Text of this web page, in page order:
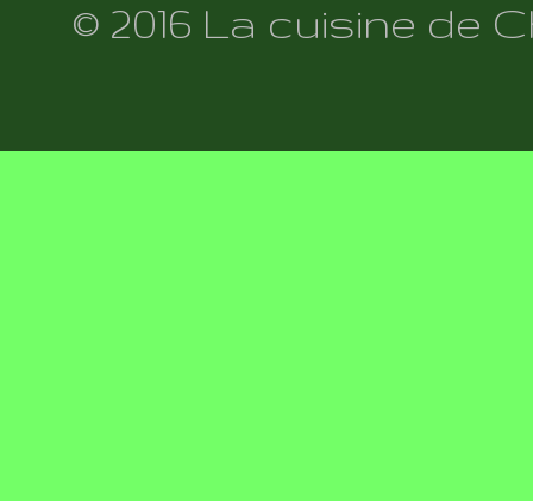
© 2016 La cuisine de